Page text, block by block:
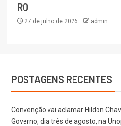
RO
27 de julho de 2026 admin
POSTAGENS RECENTES
Convenção vai aclamar Hildon
Governo, dia três de agosto, na